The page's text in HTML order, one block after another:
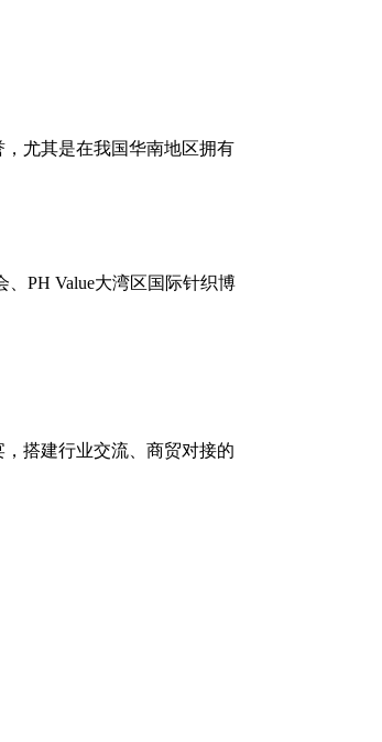
尤其是在我国华南地区拥有
PH Value大湾区国际针织博
搭建行业交流、商贸对接的